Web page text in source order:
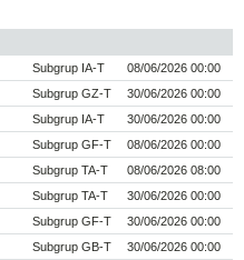
Subgrup IA-T
08/06/2026 00:00
Subgrup GZ-T
30/06/2026 00:00
Subgrup IA-T
30/06/2026 00:00
Subgrup GF-T
08/06/2026 00:00
Subgrup TA-T
08/06/2026 08:00
Subgrup TA-T
30/06/2026 00:00
Subgrup GF-T
30/06/2026 00:00
Subgrup GB-T
30/06/2026 00:00